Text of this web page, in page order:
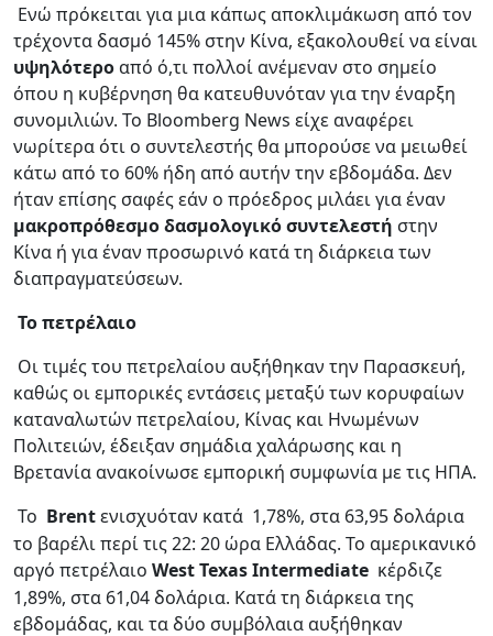
Ενώ πρόκειται για μια κάπως αποκλιμάκωση από τον
τρέχοντα δασμό 145% στην Κίνα, εξακολουθεί να είναι
υψηλότεροαπό ό,τι πολλοί ανέμεναν στο σημείο
όπου η κυβέρνηση θα κατευθυνόταν για την έναρξη
συνομιλιών. Το Bloomberg News είχε αναφέρει
νωρίτερα ότι ο συντελεστής θα μπορούσε να μειωθεί
κάτω από το 60% ήδη από αυτήν την εβδομάδα. Δεν
ήταν επίσης σαφές εάν ο πρόεδρος μιλάει για έναν
μακροπρόθεσμο δασμολογικό συντελεστή στην
Κίνα ή για έναν προσωρινό κατά τη διάρκεια των
διαπραγματεύσεων.
Το πετρέλαιο
Οι τιμές του πετρελαίου αυξήθηκαν την Παρασκευή,
καθώς οι εμπορικές εντάσεις μεταξύ των κορυφαίων
καταναλωτών πετρελαίου, Κίνας και Ηνωμένων
Πολιτειών, έδειξαν σημάδια χαλάρωσης και η
Βρετανία ανακοίνωσε εμπορική συμφωνία με τις ΗΠΑ.
Το Brentενισχυόταν κατά 1,78%, στα 63,95 δολάρια
το βαρέλι περί τις 22: 20 ώρα Ελλάδας. Το αμερικανικό
αργό πετρέλαιο West Texas Intermediate κέρδιζε
1,89%, στα 61,04 δολάρια. Κατά τη διάρκεια της
εβδομάδας, και τα δύο συμβόλαια αυξήθηκαν